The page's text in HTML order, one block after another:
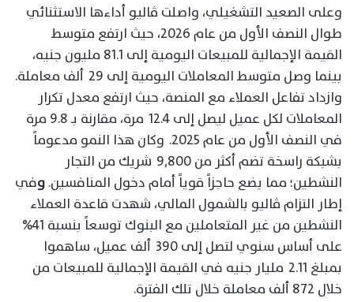
وعلى الصعيد التشغيلي، واصلت ڤاليو أداءها الاستثنائي
طوال النصف الأول من عام 2026، حيث ارتفع متوسط
القيمة الإجمالية للمبيعات اليومية إلى 81.1 مليون جنيه،
بينما وصل متوسط المعاملات اليومية إلى 29 ألف معاملة.
وازداد تفاعل العملاء مع المنصة، حيث ارتفع معدل تكرار
المعاملات لكل عميل ليصل إلى 12.4 مرة، مقارنة بـ 9.8 مرة
في النصف الأول من عام 2025. وكان هذا النمو مدعوماً
بشبكة راسخة تضم أكثر من 9,800 شريك من التجار
النشطين؛ مما يضع حاجزاً قوياً أمام دخول المنافسين.وفي
إطار التزام ڤاليو بالشمول المالي، شهدت قاعدة العملاء
النشطين من غير المتعاملين مع البنوك توسعاً بنسبة 41%
على أساس سنوي لتصل إلى 390 ألف عميل، ساهموا
بمبلغ 2.11 مليار جنيه في القيمة الإجمالية للمبيعات من
خلال 872 ألف معاملة خلال تلك الفترة.